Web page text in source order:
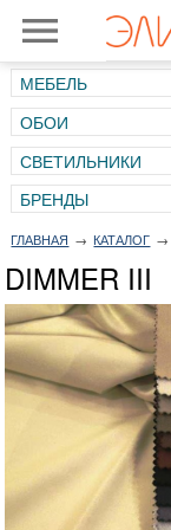
МЕБЕЛЬ
ОБОИ
СВЕТИЛЬНИКИ
ГЛАВНАЯ → КАТАЛОГ →
DIMMER III